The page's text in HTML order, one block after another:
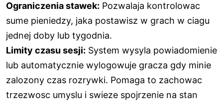
Ograniczenia stawek: Pozwalaja kontrolowac
sume pieniedzy, jaka postawisz w grach w ciagu
jednej doby lub tygodnia.
Limity czasu sesji: System wysyla powiadomienie
lub automatycznie wylogowuje gracza gdy minie
zalozony czas rozrywki. Pomaga to zachowac
trzezwosc umyslu i swieze spojrzenie na stan